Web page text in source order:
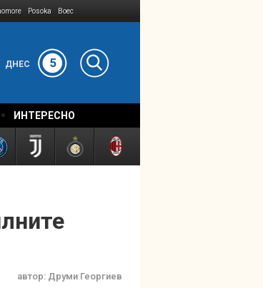
Posoka Boec
ДНЕС 5
ИНТЕРЕСНО
автор: Друми Георгиев